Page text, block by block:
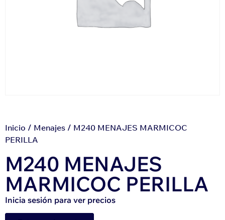
Inicio / Menajes / M240 MENAJES MARMICOC
PERILLA
M240 MENAJES
MARMICOC PERILLA
Inicia sesión para ver precios